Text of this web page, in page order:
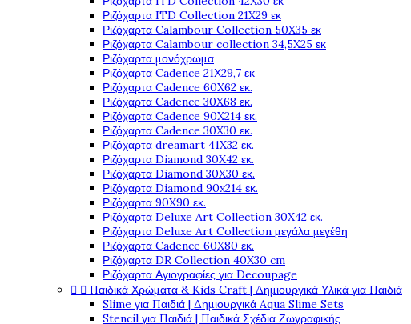
Ριζόχαρτα ITD Collection 21X29 εκ
Ριζόχαρτα Calambour Collection 50X35 εκ
Ριζόχαρτα Calambour collection 34,5X25 εκ
Ριζόχαρτα μονόχρωμα
Ριζόχαρτα Cadence 21Χ29,7 εκ
Ριζόχαρτα Cadence 60X62 εκ.
Ριζόχαρτα Cadence 30X68 εκ.
Ριζόχαρτα Cadence 90X214 εκ.
Ριζόχαρτα Cadence 30X30 εκ.
Ριζόχαρτα dreamart 41X32 εκ.
Ριζόχαρτα Diamond 30X42 εκ.
Ριζόχαρτα Diamond 30X30 εκ.
Ριζόχαρτα Diamond 90x214 εκ.
Ριζόχαρτα 90X90 εκ.
Ριζόχαρτα Deluxe Art Collection 30X42 εκ.
Ριζόχαρτα Deluxe Art Collection μεγάλα μεγέθη
Ριζόχαρτα Cadence 60X80 εκ.
Ριζόχαρτα DR Collection 40X30 cm
Ριζόχαρτα Αγιογραφίες για Decoupage
  Παιδικά Χρώματα & Kids Craft | Δημιουργικά Υλικά για Παιδιά
Slime για Παιδιά | Δημιουργικά Aqua Slime Sets
Stencil για Παιδιά | Παιδικά Σχέδια Ζωγραφικής